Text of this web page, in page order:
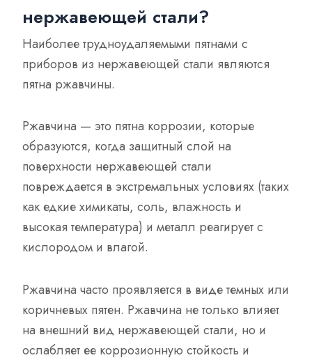
нержавеющей стали?
Наиболее трудноудаляемыми пятнами с
приборов из нержавеющей стали являются
пятна ржавчины.
Ржавчина — это пятна коррозии, которые
образуются, когда защитный слой на
поверхности нержавеющей стали
повреждается в экстремальных условиях (таких
как едкие химикаты, соль, влажность и
высокая температура) и металл реагирует с
кислородом и влагой.
Ржавчина часто проявляется в виде темных или
коричневых пятен. Ржавчина не только влияет
на внешний вид нержавеющей стали, но и
ослабляет ее коррозионную стойкость и